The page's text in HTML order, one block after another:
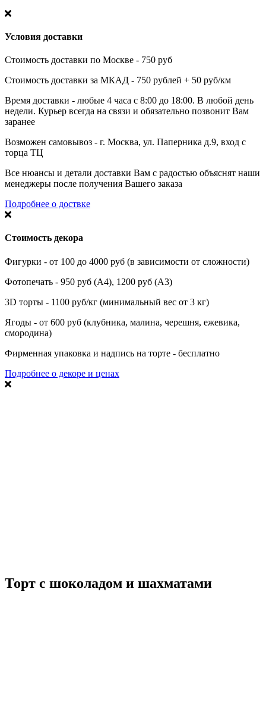
Условия доставки
Стоимость доставки по Москве - 750 руб
Стоимость доставки за МКАД - 750 рублей + 50 руб/км
Время доставки - любые 4 часа с 8:00 до 18:00. В любой день
недели. Курьер всегда на связи и обязательно позвонит Вам
заранее
Возможен самовывоз - г. Москва, ул. Паперника д.9, вход с
торца ТЦ
Все нюансы и детали доставки Вам с радостью объяснят наши
менеджеры после получения Вашего заказа
Подробнее о доствке
Стоимость декора
Фигурки - от 100 до 4000 руб (в зависимости от сложности)
Фотопечать - 950 руб (А4), 1200 руб (А3)
3D торты - 1100 руб/кг (минимальный вес от 3 кг)
Ягоды - от 600 руб (клубника, малина, черешня, ежевика,
смородина)
Фирменная упаковка и надпись на торте - бесплатно
Подробнее о декоре и ценах
Торт с шоколадом и шахматами